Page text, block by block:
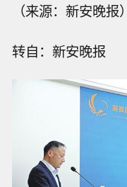
（来源：新安晚报）
转自：新安晚报